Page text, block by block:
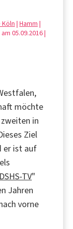
| Hamm |
05.09.2016 |
möchte
in
Ziel
er ist auf
DSHS-TV"
Jahren
vorne